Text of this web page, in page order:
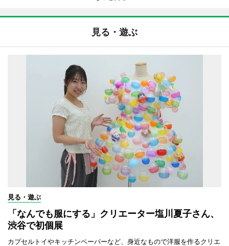
見る・遊ぶ
見る・遊ぶ
「なんでも服にする」クリエーター塩川夏子さん、
渋谷で初個展
カプセルトイやキッチンペーパーなど、身近なもので洋服を作るクリエ